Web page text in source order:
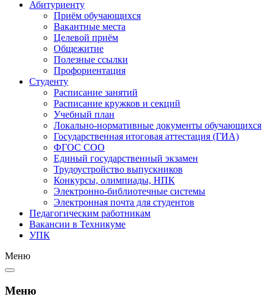
Абитуриенту
Приём обучающихся
Вакантные места
Целевой приём
Общежитие
Полезные ссылки
Профориентация
Студенту
Расписание занятий
Расписание кружков и секций
Учебный план
Локально-нормативные документы обучающихся
Государственная итоговая аттестация (ГИА)
ФГОС СОО
Единый государственный экзамен
Трудоустройство выпускников
Конкурсы, олимпиады, НПК
Электронно-библиотечные системы
Электронная почта для студентов
Педагогическим работникам
Вакансии в Техникуме
УПК
Меню
Меню